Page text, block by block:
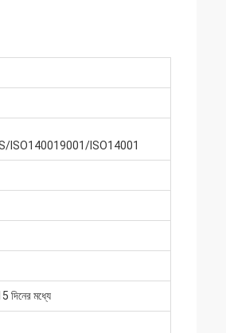
ISO140019001/ISO14001
দিনের মধ্যে